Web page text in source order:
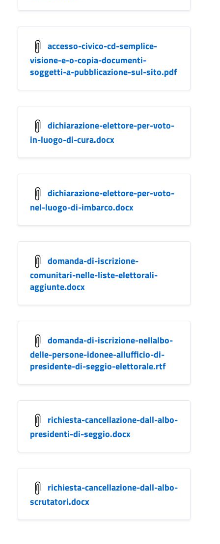
accesso-civico-cd-semplice-
visione-e-o-copia-documenti-
soggetti-a-pubblicazione-sul-sito.pdf
dichiarazione-elettore-per-voto-
in-luogo-di-cura.docx
dichiarazione-elettore-per-voto-
nel-luogo-di-imbarco.docx
domanda-di-iscrizione-
comunitari-nelle-liste-elettorali-
aggiunte.docx
domanda-di-iscrizione-nellalbo-
delle-persone-idonee-allufficio-di-
presidente-di-seggio-elettorale.rtf
richiesta-cancellazione-dall-albo-
presidenti-di-seggio.docx
richiesta-cancellazione-dall-albo-
scrutatori.docx